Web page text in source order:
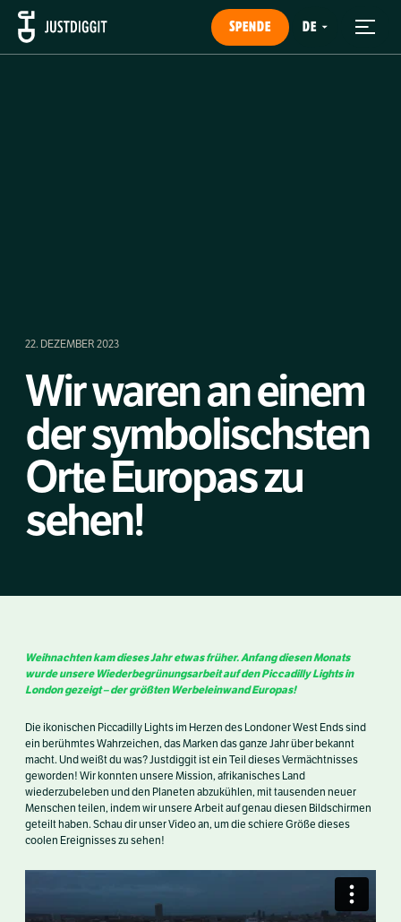
SPENDE
22. DEZEMBER 2023
Wir waren an einem
der symbolischsten
Orte Europas zu
sehen!
Weihnachten kam dieses Jahr etwas früher. Anfang diesen Monats
wurde unsere Wiederbegrünungsarbeit auf den Piccadilly Lights in
London gezeigt – der größten Werbeleinwand Europas!
Die ikonischen Piccadilly Lights im Herzen des Londoner West Ends sind
ein berühmtes Wahrzeichen, das Marken das ganze Jahr über bekannt
macht. Und weißt du was? Justdiggit ist ein Teil dieses Vermächtnisses
geworden! Wir konnten unsere Mission, afrikanisches Land
wiederzubeleben und den Planeten abzukühlen, mit tausenden neuer
Menschen teilen, indem wir unsere Arbeit auf genau diesen Bildschirmen
geteilt haben. Schau dir unser Video an, um die schiere Größe dieses
coolen Ereignisses zu sehen!